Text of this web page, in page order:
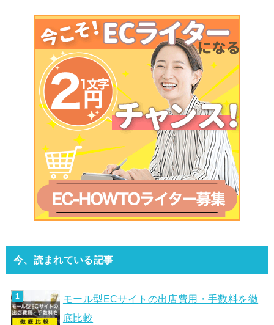
今、読まれている記事
モール型ECサイトの出店費用・手数料を徹
底比較